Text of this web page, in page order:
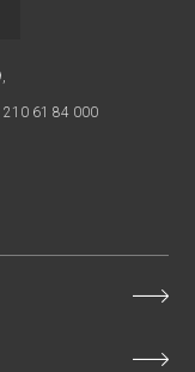
210 61 84 000